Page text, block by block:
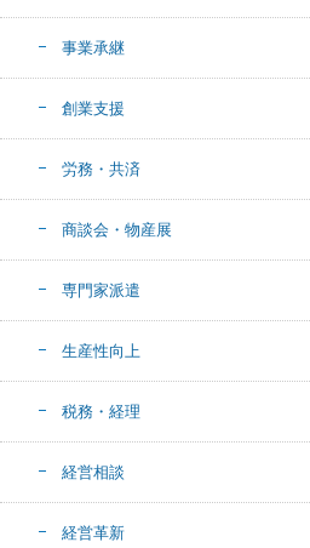
事業承継
創業支援
労務・共済
商談会・物産展
専門家派遣
生産性向上
税務・経理
経営相談
経営革新